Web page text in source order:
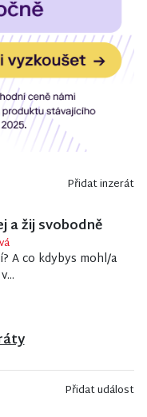
Přidat inzerát
a žij svobodně
A co kdybys mohl/a
Přidat událost